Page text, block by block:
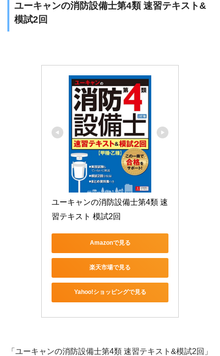
ユーキャンの消防設備士第4類 速習テキスト&
模試2回
ユーキャンの消防設備士第4類 速
習テキスト 模試2回
Amazonで見る
楽天市場で見る
Yahoo!ショッピングで見る
「ユーキャンの消防設備士第4類 速習テキスト&模試2回」